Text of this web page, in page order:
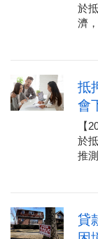
於
濟
抵
會
【
於
推
貸